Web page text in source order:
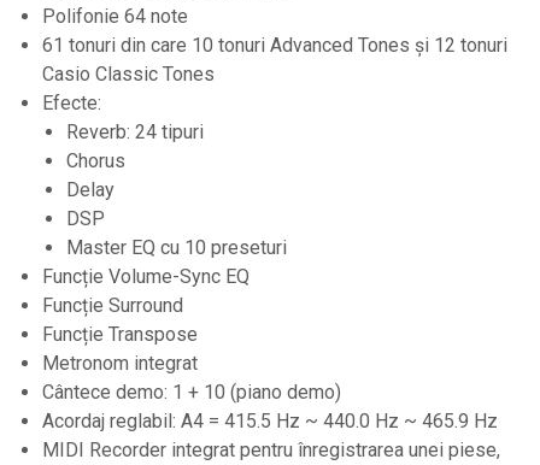
Scene şi Ring-uri de Dans
Stative si schela lumini
Instrumente Muzicale
Chitare si bass
Claviaturi
Instrumente cu arcus
Instrumente de percutie
Instrumente de suflat
Instrumente si jucarii pentru copii
Instrumente traditionale
Tobe
DJ
Polifonie 64 note
61 tonuri din care 10 tonuri Advanced Tones și 12 tonuri
Casio Classic Tones
Efecte:
Reverb: 24 tipuri
Chorus
Delay
DSP
Master EQ cu 10 preseturi
Funcție Volume-Sync EQ
Funcție Surround
Funcție Transpose
Metronom integrat
Cântece demo: 1 + 10 (piano demo)
Acordaj reglabil: A4 = 415.5 Hz ~ 440.0 Hz ~ 465.9 Hz
MIDI Recorder integrat pentru înregistrarea unei piese,